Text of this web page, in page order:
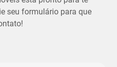
seu formulário para que